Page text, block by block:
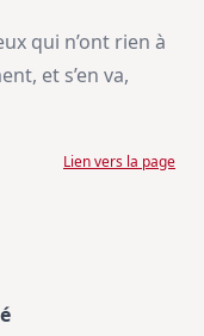
qui n’ont rien à
et s’en va,
Lien vers la page